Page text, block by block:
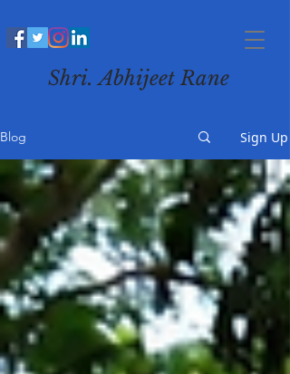
Shri. Abhijeet Rane
Blog Sign Up